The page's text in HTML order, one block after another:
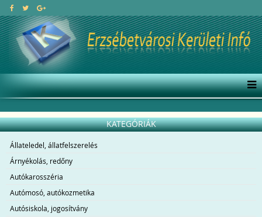
KATEGÓRIÁK
Állateledel, állatfelszerelés
Árnyékolás, redőny
Autókarosszéria
Autómosó, autókozmetika
Autósiskola, jogosítvány